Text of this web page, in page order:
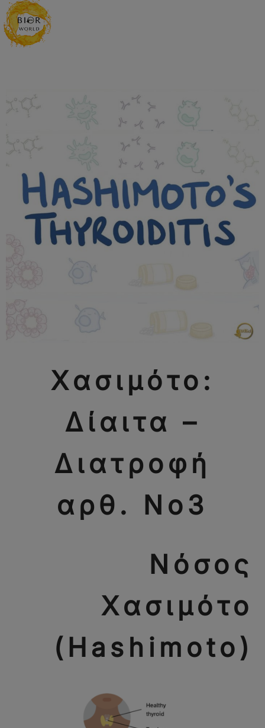
Χασιμότο:
Δίαιτα –
Διατροφή
αρθ. Νο3
Νόσος
Χασιμότο
(Hashimoto)